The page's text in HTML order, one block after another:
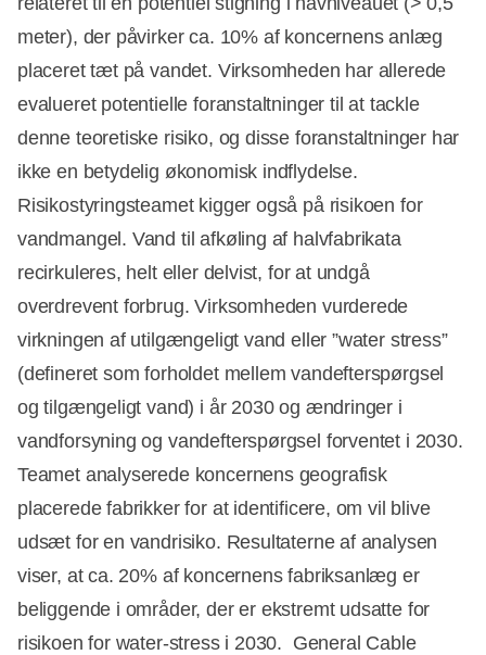
meter), der påvirker ca. 10% af koncernens anlæg
placeret tæt på vandet. Virksomheden har allerede
evalueret potentielle foranstaltninger til at tackle
denne teoretiske risiko, og disse foranstaltninger har
ikke en betydelig økonomisk indflydelse.
Risikostyringsteamet kigger også på risikoen for
vandmangel. Vand til afkøling af halvfabrikata
recirkuleres, helt eller delvist, for at undgå
overdrevent forbrug. Virksomheden vurderede
virkningen af ​​utilgængeligt vand eller ”water stress”
(defineret som forholdet mellem vandefterspørgsel
og tilgængeligt vand) i år 2030 og ændringer i
vandforsyning og vandefterspørgsel forventet i 2030.
Teamet analyserede koncernens geografisk
placerede fabrikker for at identificere, om vil blive
udsæt for en vandrisiko. Resultaterne af analysen
viser, at ca. 20% af koncernens fabriksanlæg er
beliggende i områder, der er ekstremt udsatte for
risikoen for water-stress i 2030. General Cable